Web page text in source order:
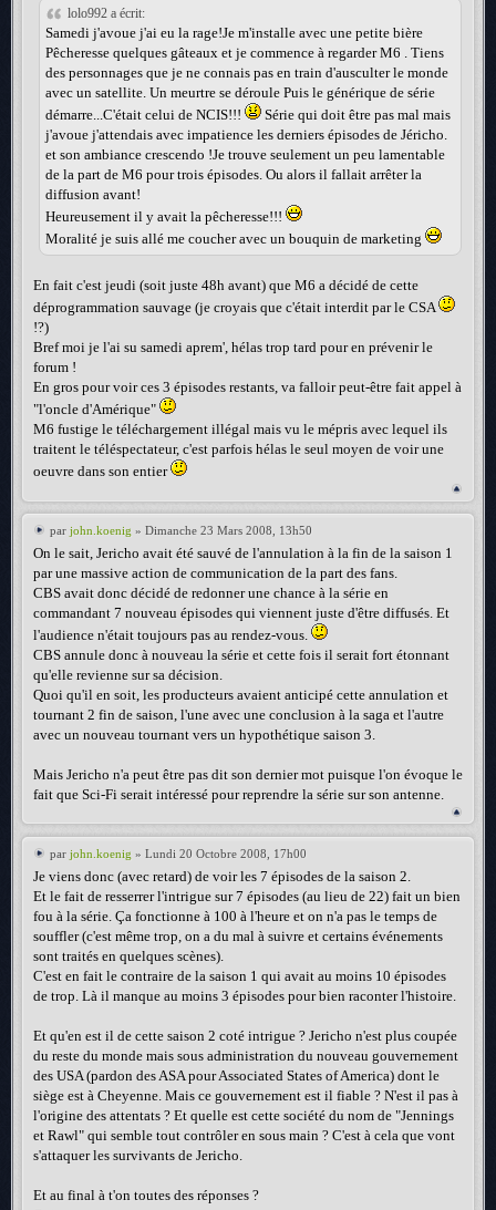
lolo992 a écrit:
Samedi j'avoue j'ai eu la rage!Je m'installe avec une petite bière
Pêcheresse quelques gâteaux et je commence à regarder M6 . Tiens
des personnages que je ne connais pas en train d'ausculter le monde
avec un satellite. Un meurtre se déroule Puis le générique de série
démarre...C'était celui de NCIS!!!
Série qui doit être pas mal mais
j'avoue j'attendais avec impatience les derniers épisodes de Jéricho.
et son ambiance crescendo !Je trouve seulement un peu lamentable
de la part de M6 pour trois épisodes. Ou alors il fallait arrêter la
diffusion avant!
Heureusement il y avait la pêcheresse!!!
Moralité je suis allé me coucher avec un bouquin de marketing
En fait c'est jeudi (soit juste 48h avant) que M6 a décidé de cette
déprogrammation sauvage (je croyais que c'était interdit par le CSA
!?)
Bref moi je l'ai su samedi aprem', hélas trop tard pour en prévenir le
forum !
En gros pour voir ces 3 épisodes restants, va falloir peut-être fait appel à
"l'oncle d'Amérique"
M6 fustige le téléchargement illégal mais vu le mépris avec lequel ils
traitent le téléspectateur, c'est parfois hélas le seul moyen de voir une
oeuvre dans son entier
par john.koenig » Dimanche 23 Mars 2008, 13h50
On le sait, Jericho avait été sauvé de l'annulation à la fin de la saison 1
par une massive action de communication de la part des fans.
CBS avait donc décidé de redonner une chance à la série en
commandant 7 nouveau épisodes qui viennent juste d'être diffusés. Et
l'audience n'était toujours pas au rendez-vous.
CBS annule donc à nouveau la série et cette fois il serait fort étonnant
qu'elle revienne sur sa décision.
Quoi qu'il en soit, les producteurs avaient anticipé cette annulation et
tournant 2 fin de saison, l'une avec une conclusion à la saga et l'autre
avec un nouveau tournant vers un hypothétique saison 3.
Mais Jericho n'a peut être pas dit son dernier mot puisque l'on évoque le
fait que Sci-Fi serait intéressé pour reprendre la série sur son antenne.
par john.koenig » Lundi 20 Octobre 2008, 17h00
Je viens donc (avec retard) de voir les 7 épisodes de la saison 2.
Et le fait de resserrer l'intrigue sur 7 épisodes (au lieu de 22) fait un bien
fou à la série. Ça fonctionne à 100 à l'heure et on n'a pas le temps de
souffler (c'est même trop, on a du mal à suivre et certains événements
sont traités en quelques scènes).
C'est en fait le contraire de la saison 1 qui avait au moins 10 épisodes
de trop. Là il manque au moins 3 épisodes pour bien raconter l'histoire.
Et qu'en est il de cette saison 2 coté intrigue ? Jericho n'est plus coupée
du reste du monde mais sous administration du nouveau gouvernement
des USA (pardon des ASA pour Associated States of America) dont le
siège est à Cheyenne. Mais ce gouvernement est il fiable ? N'est il pas à
l'origine des attentats ? Et quelle est cette société du nom de "Jennings
et Rawl" qui semble tout contrôler en sous main ? C'est à cela que vont
s'attaquer les survivants de Jericho.
Et au final à t'on toutes des réponses ?